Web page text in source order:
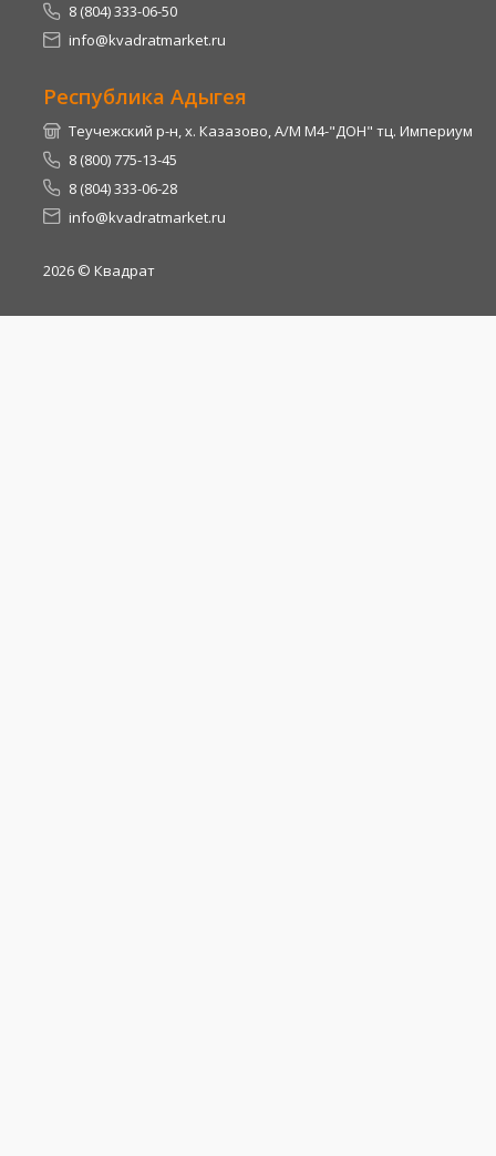
8 (804) 333-06-50
info@kvadratmarket.ru
Республика Адыгея
Теучежский р-н, х. Казазово, А/М М4-"ДОН" тц. Империум
8 (800) 775-13-45
8 (804) 333-06-28
info@kvadratmarket.ru
2026 © Квадрат